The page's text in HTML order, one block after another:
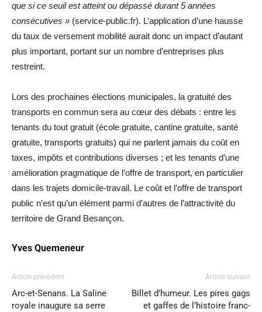
que si ce seuil est atteint ou dépassé durant 5 années
consécutives » (service-public.fr). L’application d’une hausse
du taux de versement mobilité aurait donc un impact d’autant
plus important, portant sur un nombre d’entreprises plus
restreint.
Lors des prochaines élections municipales, la gratuité des
transports en commun sera au cœur des débats : entre les
tenants du tout gratuit (école gratuite, cantine gratuite, santé
gratuite, transports gratuits) qui ne parlent jamais du coût en
taxes, impôts et contributions diverses ; et les tenants d’une
amélioration pragmatique de l’offre de transport, en particulier
dans les trajets domicile-travail. Le coût et l’offre de transport
public n’est qu’un élément parmi d’autres de l’attractivité du
territoire de Grand Besançon.
Yves Quemeneur
Article précédent
Arc-et-Senans. La Saline
royale inaugure sa serre
Article suivant
Billet d’humeur. Les pires gags
et gaffes de l’histoire franc-